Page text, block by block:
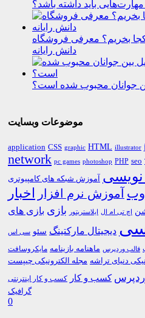
باید داشته باشد؟
کجا بخریم؟ معرفی فروشگاه
دانش رایانه
جوانان محبوب شده است؟
موضوعات وبسایت
application CSS graphic HTML illustrator
network pc games photoshop PHP seo
نویسی آموزش شبکه های کامپیوتری
آموزش نرم افزار اخبار
اچ تی ام ال ایلاستریتور بازی بازی های
دیجیتال مارکتینگ سئو سی اس
قالب وردپرس ماهنامه بازینامه مایکروسافت
دنیای تراشه مجله الکترونیکی چیپست
کسب و کار کسب و کار اینترنتی
گرافیک
0